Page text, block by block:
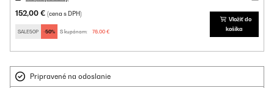
152,00 € (cena s DPH)
SALE50P -50% S kupónom: 76,00 €
Vložiť do
košíka
Pripravené na odoslanie